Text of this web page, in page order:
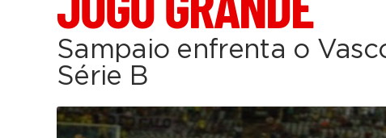
Sampaio enfrenta o
Série B